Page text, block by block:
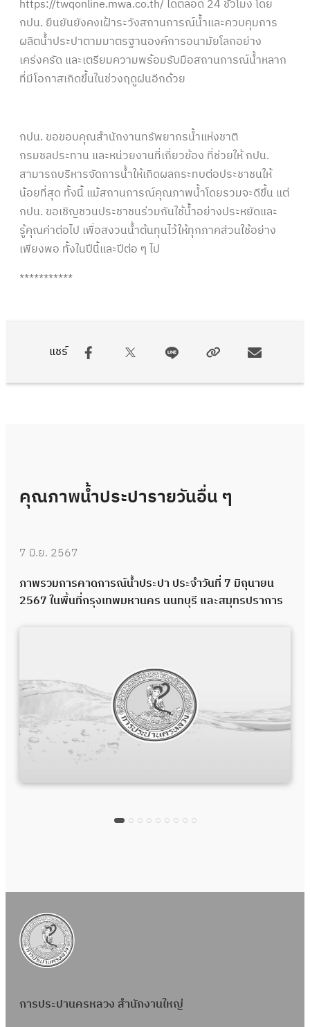
แชร์
https://twqonline.mwa.co.th/ ได้ตลอด 24 ชั่วโมง โดย
กปน. ยืนยันยังคงเฝ้าระวังสถานการณ์น้ำและควบคุมการ
ผลิตน้ำประปาตามมาตรฐานองค์การอนามัยโลกอย่าง
เคร่งครัด และเตรียมความพร้อมรับมือสถานการณ์น้ำหลาก
ที่มีโอกาสเกิดขึ้นในช่วงฤดูฝนอีกด้วย
กปน. ขอขอบคุณสำนักงานทรัพยากรน้ำแห่งชาติ
กรมชลประทาน และหน่วยงานที่เกี่ยวข้อง ที่ช่วยให้ กปน.
สามารถบริหารจัดการน้ำให้เกิดผลกระทบต่อประชาชนให้
น้อยที่สุด ทั้งนี้ แม้สถานการณ์คุณภาพน้ำโดยรวมจะดีขึ้น แต่
กปน. ขอเชิญชวนประชาชนร่วมกันใช้น้ำอย่างประหยัดและ
รู้คุณค่าต่อไป เพื่อสงวนน้ำต้นทุนไว้ให้ทุกภาคส่วนใช้อย่าง
เพียงพอ ทั้งในปีนี้และปีต่อ ๆ ไป
***********
คุณภาพน้ำประปารายวันอื่น ๆ
7 มิ.ย. 2567
ภาพรวมการคาดการณ์น้ำประปา ประจำวันที่ 7 มิถุนายน
2567 ในพื้นที่กรุงเทพมหานคร นนทบุรี และสมุทรปราการ
การประปานครหลวง สำนักงานใหญ่